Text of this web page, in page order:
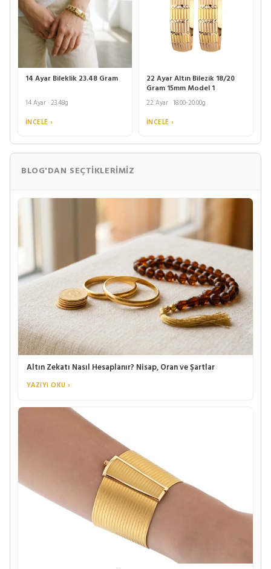
14 Ayar Bileklik 23.48 Gram
14 Ayar · 23.48g
İNCELE ›
22 Ayar Altın Bilezik 18/20
Gram 15mm Model 1
22 Ayar · 18.00-20.00g
İNCELE ›
BLOG'DAN SEÇTIKLERIMIZ
Altın Zekatı Nasıl Hesaplanır? Nisap, Oran ve Şartlar
YAZIYI OKU ›